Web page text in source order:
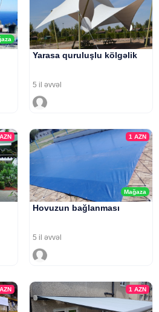
Yarasa quruluşlu kölgəlik
5 il əvvəl
AZN
Mağaza
1 AZN
Hovuzun bağlanması
5 il əvvəl
AZN 1 AZN